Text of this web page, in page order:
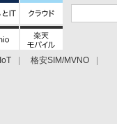
IoT
格安SIM/MVNO